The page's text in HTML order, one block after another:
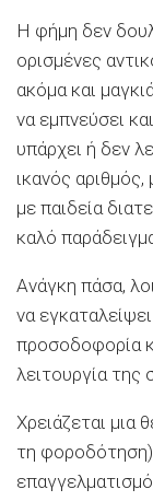
Η φήμη δεν
ορισμένες
ακόμα και
να εμπνεύσει
υπάρχει ή δεν
ικανός
με παιδεία
καλό
Ανάγκη πάσα,
να
προσοδοφορία
λειτουργία της
Χρειάζεται μια
τη